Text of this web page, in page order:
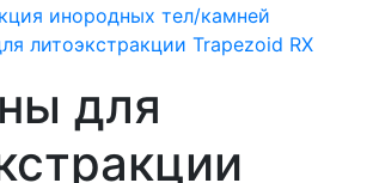
инородных тел/камней
литоэкстракции Trapezoid RX
для